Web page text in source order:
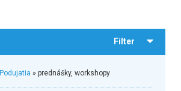
Filter
Podujatia » prednášky, workshopy